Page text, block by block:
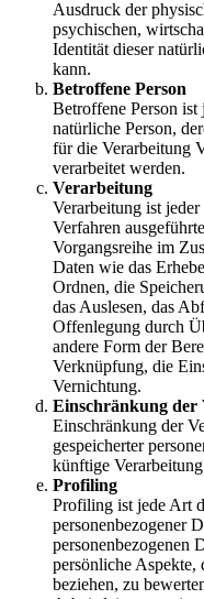
Ausdruck der
psychischen,
Identität dieser
kann.
Betroffene Person
Betroffene Person
natürliche Person,
für die Verarbeitung
verarbeitet werden.
Verarbeitung
Verarbeitung ist
Verfahren
Vorgangsreihe im
Daten wie das
Ordnen, die
das Auslesen, das
Offenlegung durch
andere Form der
Verknüpfung, die
Vernichtung.
Einschränkung der
Einschränkung der
gespeicherter
künftige
Profiling
Profiling ist jede Art
personenbezogener
personenbezogenen
persönliche Aspekte,
beziehen, zu